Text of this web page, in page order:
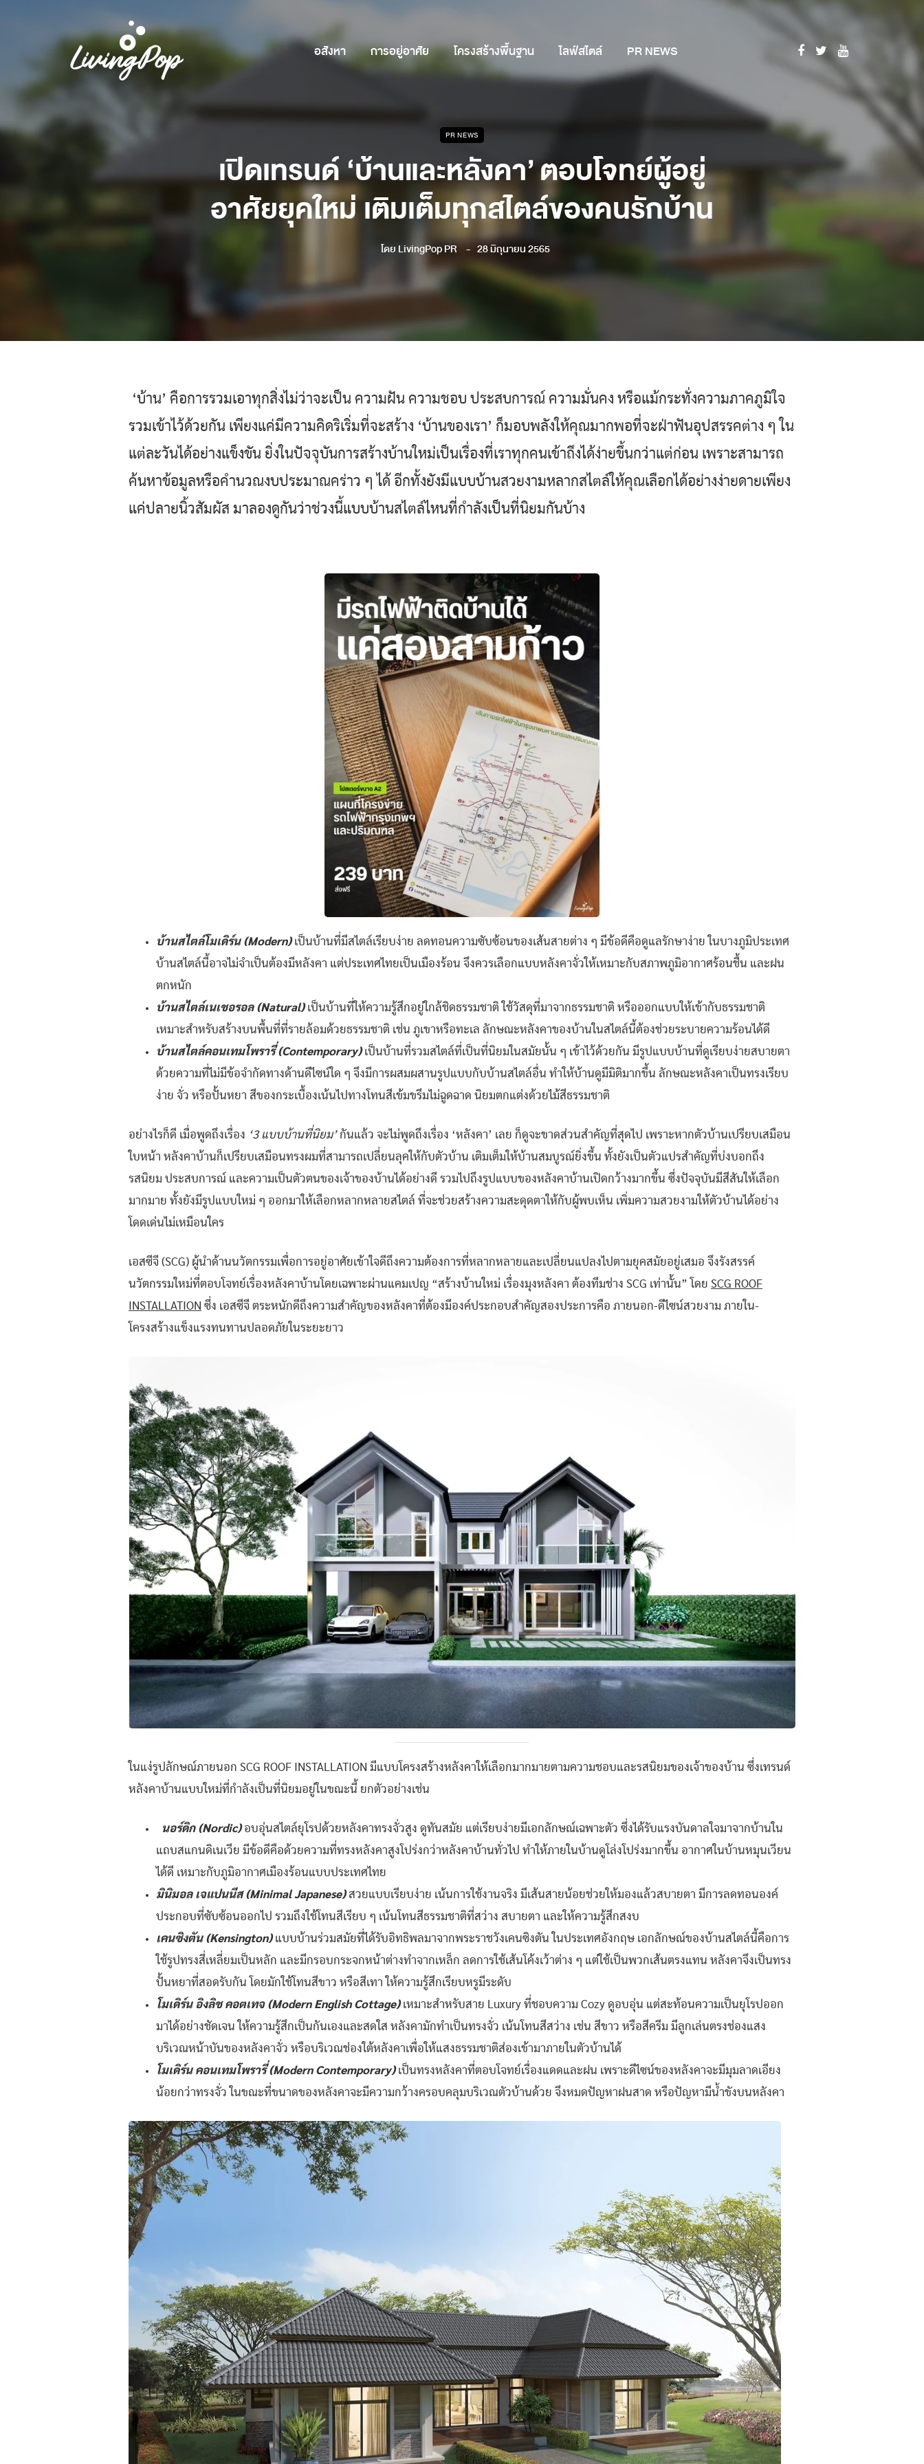
อสังหา การอยู่อาศัย โครงสร้างพื้นฐาน ไลฟ์สไตล์ PR NEWS
PR NEWS
เปิดเทรนด์ ‘บ้านและหลังคา’ ตอบโจทย์ผู้อยู่
อาศัยยุคใหม่ เติมเต็มทุกสไตล์ของคนรักบ้าน
โดย LivingPop PR 28 มิถุนายน 2565
‘บ้าน’ คือการรวมเอาทุกสิ่งไม่ว่าจะเป็น ความฝัน ความชอบ ประสบการณ์ ความมั่นคง หรือแม้กระทั่งความภาคภูมิใจ
รวมเข้าไว้ด้วยกัน เพียงแค่มีความคิดริเริ่มที่จะสร้าง ‘บ้านของเรา’ ก็มอบพลังให้คุณมากพอที่จะฝ่าฟันอุปสรรคต่าง ๆ ใน
แต่ละวันได้อย่างแข็งขัน ยิ่งในปัจจุบันการสร้างบ้านใหม่เป็นเรื่องที่เราทุกคนเข้าถึงได้ง่ายขึ้นกว่าแต่ก่อน เพราะสามารถ
ค้นหาข้อมูลหรือคำนวณงบประมาณคร่าว ๆ ได้ อีกทั้งยังมีแบบบ้านสวยงามหลากสไตล์ให้คุณเลือกได้อย่างง่ายดายเพียง
แค่ปลายนิ้วสัมผัส มาลองดูกันว่าช่วงนี้แบบบ้านสไตล์ไหนที่กำลังเป็นที่นิยมกันบ้าง
บ้านสไตล์โมเดิร์น (Modern)เป็นบ้านที่มีสไตล์เรียบง่าย ลดทอนความซับซ้อนของเส้นสายต่าง ๆ มีข้อดีคือดูแลรักษาง่าย ในบางภูมิประเทศ
บ้านสไตล์นี้อาจไม่จำเป็นต้องมีหลังคา แต่ประเทศไทยเป็นเมืองร้อน จึงควรเลือกแบบหลังคาจั่วให้เหมาะกับสภาพภูมิอากาศร้อนชื้น และฝน
ตกหนัก
บ้านสไตล์เนเชอรอล (Natural)เป็นบ้านที่ให้ความรู้สึกอยู่ใกล้ชิดธรรมชาติ ใช้วัสดุที่มาจากธรรมชาติ หรือออกแบบให้เข้ากับธรรมชาติ
เหมาะสำหรับสร้างบนพื้นที่ที่รายล้อมด้วยธรรมชาติ เช่น ภูเขาหรือทะเล ลักษณะหลังคาของบ้านในสไตล์นี้ต้องช่วยระบายความร้อนได้ดี
บ้านสไตล์คอนเทมโพรารี่ (Contemporary)เป็นบ้านที่รวมสไตล์ที่เป็นที่นิยมในสมัยนั้น ๆ เข้าไว้ด้วยกัน มีรูปแบบบ้านที่ดูเรียบง่ายสบายตา
ด้วยความที่ไม่มีข้อจำกัดทางด้านดีไซน์ใด ๆ จึงมีการผสมผสานรูปแบบกับบ้านสไตล์อื่น ทำให้บ้านดูมีมิติมากขึ้น ลักษณะหลังคาเป็นทรงเรียบ
ง่าย จั่ว หรือปั้นหยา สีของกระเบื้องเน้นไปทางโทนสีเข้มขรึมไม่ฉูดฉาด นิยมตกแต่งด้วยไม้สีธรรมชาติ
อย่างไรก็ดี เมื่อพูดถึงเรื่อง ‘3แบบบ้านที่นิยม’ กันแล้ว จะไม่พูดถึงเรื่อง ‘หลังคา’ เลย ก็ดูจะขาดส่วนสำคัญที่สุดไป เพราะหากตัวบ้านเปรียบเสมือน
ใบหน้า หลังคาบ้านก็เปรียบเสมือนทรงผมที่สามารถเปลี่ยนลุคให้กับตัวบ้าน เติมเต็มให้บ้านสมบูรณ์ยิ่งขึ้น ทั้งยังเป็นตัวแปรสำคัญที่บ่งบอกถึง
รสนิยม ประสบการณ์ และความเป็นตัวตนของเจ้าของบ้านได้อย่างดี รวมไปถึงรูปแบบของหลังคาบ้านเปิดกว้างมากขึ้น ซึ่งปัจจุบันมีสีสันให้เลือก
มากมาย ทั้งยังมีรูปแบบใหม่ ๆ ออกมาให้เลือกหลากหลายสไตล์ ที่จะช่วยสร้างความสะดุดตาให้กับผู้พบเห็น เพิ่มความสวยงามให้ตัวบ้านได้อย่าง
โดดเด่นไม่เหมือนใคร
เอสซีจี (SCG) ผู้นำด้านนวัตกรรมเพื่อการอยู่อาศัยเข้าใจดีถึงความต้องการที่หลากหลายและเปลี่ยนแปลงไปตามยุคสมัยอยู่เสมอ จึงรังสรรค์
นวัตกรรมใหม่ที่ตอบโจทย์เรื่องหลังคาบ้านโดยเฉพาะผ่านแคมเปญ “สร้างบ้านใหม่ เรื่องมุงหลังคา ต้องทีมช่าง SCG เท่านั้น” โดย SCG ROOF
INSTALLATION ซึ่ง เอสซีจี ตระหนักดีถึงความสำคัญของหลังคาที่ต้องมีองค์ประกอบสำคัญสองประการคือ ภายนอก-ดีไซน์สวยงาม ภายใน-
โครงสร้างแข็งแรงทนทานปลอดภัยในระยะยาว
ในแง่รูปลักษณ์ภายนอก SCG ROOF INSTALLATION มีแบบโครงสร้างหลังคาให้เลือกมากมายตามความชอบและรสนิยมของเจ้าของบ้าน ซึ่งเทรนด์
หลังคาบ้านแบบใหม่ที่กำลังเป็นที่นิยมอยู่ในขณะนี้ ยกตัวอย่างเช่น
นอร์ดิก (Nordic)อบอุ่นสไตล์ยุโรปด้วยหลังคาทรงจั่วสูง ดูทันสมัย แต่เรียบง่ายมีเอกลักษณ์เฉพาะตัว ซึ่งได้รับแรงบันดาลใจมาจากบ้านใน
แถบสแกนดิเนเวีย มีข้อดีคือด้วยความที่ทรงหลังคาสูงโปร่งกว่าหลังคาบ้านทั่วไป ทำให้ภายในบ้านดูโล่งโปร่งมากขึ้น อากาศในบ้านหมุนเวียน
ได้ดี เหมาะกับภูมิอากาศเมืองร้อนแบบประเทศไทย
มินิมอล เจแปนนีส (Minimal Japanese)สวยแบบเรียบง่าย เน้นการใช้งานจริง มีเส้นสายน้อยช่วยให้มองแล้วสบายตา มีการลดทอนองค์
ประกอบที่ซับซ้อนออกไป รวมถึงใช้โทนสีเรียบ ๆ เน้นโทนสีธรรมชาติที่สว่าง สบายตา และให้ความรู้สึกสงบ
เคนซิงตัน (Kensington) แบบบ้านร่วมสมัยที่ได้รับอิทธิพลมาจากพระราชวังเคนซิงตัน ในประเทศอังกฤษ เอกลักษณ์ของบ้านสไตล์นี้คือการ
ใช้รูปทรงสี่เหลี่ยมเป็นหลัก และมีกรอบกระจกหน้าต่างทำจากเหล็ก ลดการใช้เส้นโค้งเว้าต่าง ๆ แต่ใช้เป็นพวกเส้นตรงแทน หลังคาจึงเป็นทรง
ปั้นหยาที่สอดรับกัน โดยมักใช้โทนสีขาว หรือสีเทา ให้ความรู้สึกเรียบหรูมีระดับ
โมเดิร์น อิงลิช คอตเทจ (Modern English Cottage)เหมาะสำหรับสาย Luxury ที่ชอบความ Cozy ดูอบอุ่น แต่สะท้อนความเป็นยุโรปออก
มาได้อย่างชัดเจน ให้ความรู้สึกเป็นกันเองและสดใส หลังคามักทำเป็นทรงจั่ว เน้นโทนสีสว่าง เช่น สีขาว หรือสีครีม มีลูกเล่นตรงช่องแสง
บริเวณหน้าบันของหลังคาจั่ว หรือบริเวณช่องใต้หลังคาเพื่อให้แสงธรรมชาติส่องเข้ามาภายในตัวบ้านได้
โมเดิร์น คอนเทมโพรารี่ (Modern Contemporary)เป็นทรงหลังคาที่ตอบโจทย์เรื่องแดดและฝน เพราะดีไซน์ของหลังคาจะมีมุมลาดเอียง
น้อยกว่าทรงจั่ว ในขณะที่ขนาดของหลังคาจะมีความกว้างครอบคลุมบริเวณตัวบ้านด้วย จึงหมดปัญหาฝนสาด หรือปัญหามีน้ำขังบนหลังคา